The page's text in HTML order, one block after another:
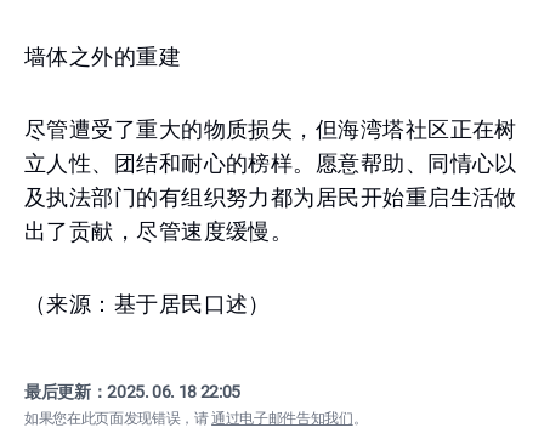
墙体之外的重建
尽管遭受了重大的物质损失，但海湾塔社区正在树
立人性、团结和耐心的榜样。愿意帮助、同情心以
及执法部门的有组织努力都为居民开始重启生活做
出了贡献，尽管速度缓慢。
（来源：基于居民口述）
最后更新：2025. 06. 18 22:05
如果您在此页面发现错误，请通过电子邮件告知我们。